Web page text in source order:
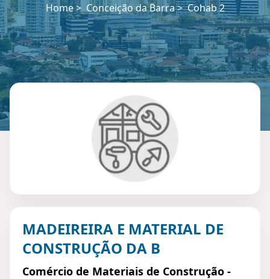
Home Conceição da Barra Cohab 2
MADEIREIRA E MATERIAL DE
CONSTRUÇÃO DA B
Comércio de Materiais de Construção -